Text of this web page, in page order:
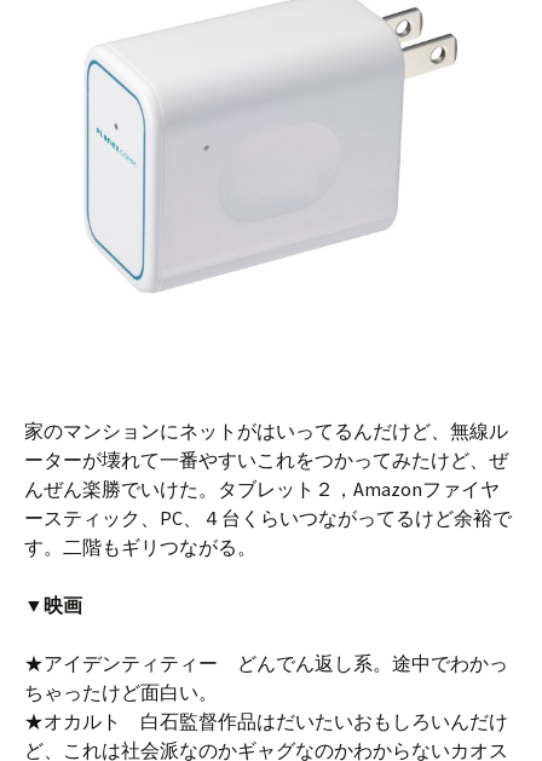
家のマンションにネットがはいってるんだけど、無線ル
ーターが壊れて一番やすいこれをつかってみたけど、ぜ
んぜん楽勝でいけた。タブレット２，Amazonファイヤ
ースティック、PC、４台くらいつながってるけど余裕で
す。二階もギリつながる。
▼映画
★アイデンティティー どんでん返し系。途中でわかっ
ちゃったけど面白い。
★オカルト 白石監督作品はだいたいおもしろいんだけ
ど、これは社会派なのかギャグなのかわからないカオス